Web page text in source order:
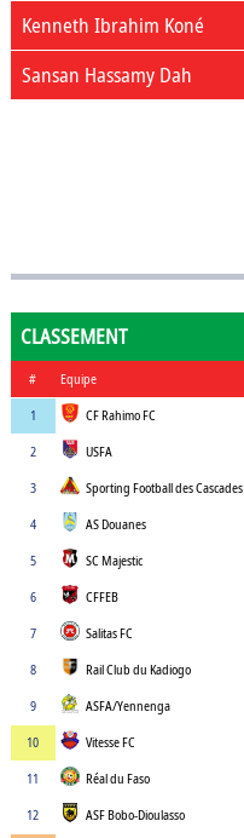
Kenneth Ibrahim Koné
Sansan Hassamy Dah
CLASSEMENT
# Equipe
1
CF Rahimo FC
2
USFA
3
Sporting Football des Cascades
4
AS Douanes
5
SC Majestic
6
CFFEB
7
Salitas FC
8
Rail Club du Kadiogo
9
ASFA/Yennenga
10
Vitesse FC
11
Réal du Faso
12
ASF Bobo-Dioulasso